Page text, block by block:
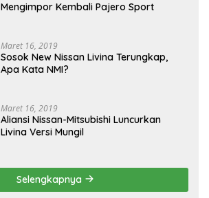
Mengimpor Kembali Pajero Sport
Maret 16, 2019
Sosok New Nissan Livina Terungkap,
Apa Kata NMI?
Maret 16, 2019
Aliansi Nissan-Mitsubishi Luncurkan
Livina Versi Mungil
Selengkapnya